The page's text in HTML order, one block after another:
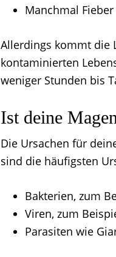
Manchmal Fieber
Allerdings kommt die
kontaminierten
weniger Stunden bis
Ist deine
Die Ursachen für
sind die häufigsten
Bakterien, zum
Viren, zum
Parasiten wie